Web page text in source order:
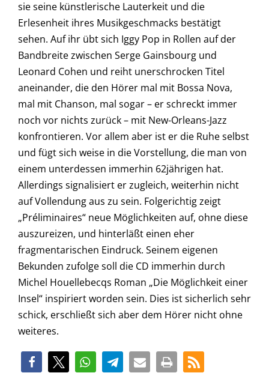
sie seine künstlerische Lauterkeit und die
Erlesenheit ihres Musikgeschmacks bestätigt
sehen. Auf ihr übt sich Iggy Pop in Rollen auf der
Bandbreite zwischen Serge Gainsbourg und
Leonard Cohen und reiht unerschrocken Titel
aneinander, die den Hörer mal mit Bossa Nova,
mal mit Chanson, mal sogar – er schreckt immer
noch vor nichts zurück – mit New-Orleans-Jazz
konfrontieren. Vor allem aber ist er die Ruhe selbst
und fügt sich weise in die Vorstellung, die man von
einem unterdessen immerhin 62jährigen hat.
Allerdings signalisiert er zugleich, weiterhin nicht
auf Vollendung aus zu sein. Folgerichtig zeigt
„Préliminaires“ neue Möglichkeiten auf, ohne diese
auszureizen, und hinterläßt einen eher
fragmentarischen Eindruck. Seinem eigenen
Bekunden zufolge soll die CD immerhin durch
Michel Houellebecqs Roman „Die Möglichkeit einer
Insel“ inspiriert worden sein. Dies ist sicherlich sehr
schick, erschließt sich aber dem Hörer nicht ohne
weiteres.